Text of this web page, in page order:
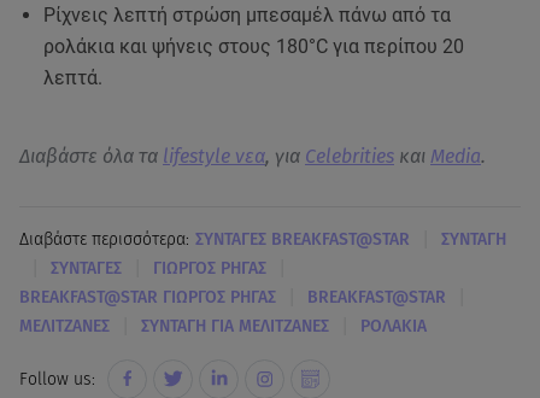
Ρίχνεις λεπτή στρώση μπεσαμέλ πάνω από τα
ρολάκια και ψήνεις στους 180°C για περίπου 20
λεπτά.
Διαβάστε όλα τα lifestyle νεα, για Celebrities και Media.
Διαβάστε περισσότερα: ΣΥΝΤΑΓΕΣ BREAKFAST@STAR ΣΥΝΤΑΓΗ
ΣΥΝΤΑΓΕΣ ΓΙΩΡΓΟΣ ΡΗΓΑΣ
BREAKFAST@STAR ΓΙΩΡΓΟΣ ΡΗΓΑΣ BREAKFAST@STAR
ΜΕΛΙΤΖΑΝΕΣ ΣΥΝΤΑΓΗ ΓΙΑ ΜΕΛΙΤΖΑΝΕΣ ΡΟΛΑΚΙΑ
Follow us: